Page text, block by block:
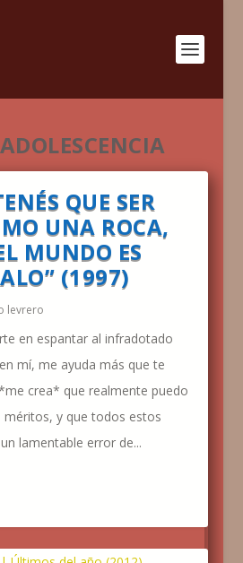
ADOLESCENCIA
QUE SER
UNA ROCA,
MUNDO ES
(1997)
levrero
en espantar al infradotado
mí, me ayuda más que te
crea* que realmente puedo
méritos, y que todos estos
lamentable error de...